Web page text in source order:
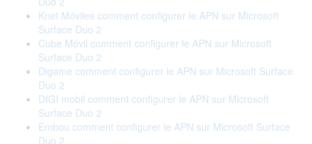
Knet Móviles comment configurer le APN sur Microsoft
Surface Duo 2
Cube Móvil comment configurer le APN sur Microsoft
Surface Duo 2
Digame comment configurer le APN sur Microsoft Surface
Duo 2
DIGI mobil comment configurer le APN sur Microsoft
Surface Duo 2
Embou comment configurer le APN sur Microsoft Surface
Duo 2